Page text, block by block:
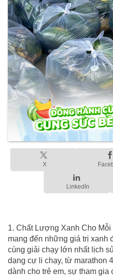
X
LinkedIn
1. Chất Lượng Xanh Cho
mang đến những giá trị xanh
cùng giải chạy lớn nhất lịch
dạng cự li chạy, từ marathon
dành cho trẻ em, sự tham gia